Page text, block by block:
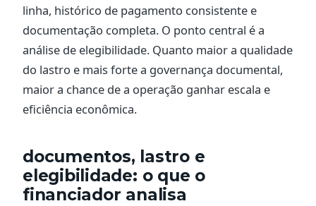
linha, histórico de pagamento consistente e
documentação completa. O ponto central é a
análise de elegibilidade. Quanto maior a qualidade
do lastro e mais forte a governança documental,
maior a chance de a operação ganhar escala e
eficiência econômica.
documentos, lastro e
elegibilidade: o que o
financiador analisa